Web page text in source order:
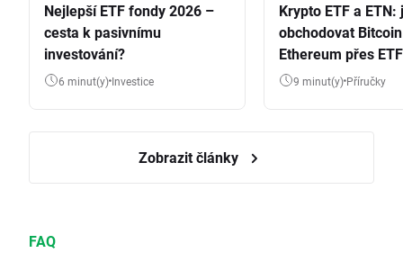
Nejlepší ETF fondy 2026 –
cesta k pasivnímu
investování?
6 minut(y) Investice
Krypto ETF a ETN:
obchodovat
Ethereum přes
9 minut(y) Příručky
Zobrazit články
FAQ